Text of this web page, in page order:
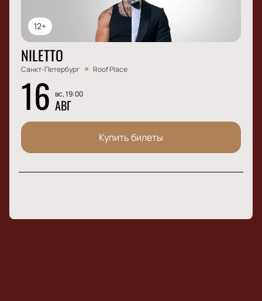
12+
NILETTO
Санкт-Петербург Roof Place
16 вс, 19:00
АВГ
Купить билеты